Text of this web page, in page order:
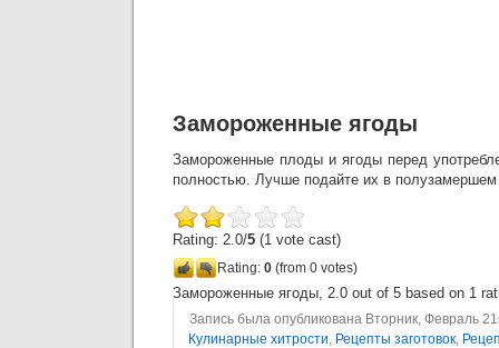
Замороженные ягоды
Замороженные плоды и ягоды перед
полностью. Лучше подайте их в полузамершем
Rating: 2.0/5 (1 vote cast)
Rating: 0 (from 0 votes)
Замороженные ягоды, 2.0 out of 5 based on 1
Запись была опубликована Вторник, Февраль
Кулинарные хитрости, Рецепты заготовок,